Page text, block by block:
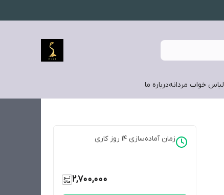
لباس خواب مردانهدرباره ما
زمان آماده‌سازی 14 روز کاری
2,700,000